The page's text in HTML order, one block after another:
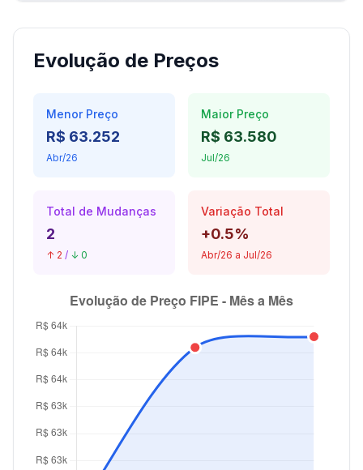
Evolução de Preços
Menor Preço
R$ 63.252
Abr/26
Maior Preço
R$ 63.580
Jul/26
Total de Mudanças
2
↑ 2 / ↓ 0
Variação Total
+0.5%
Abr/26 a Jul/26